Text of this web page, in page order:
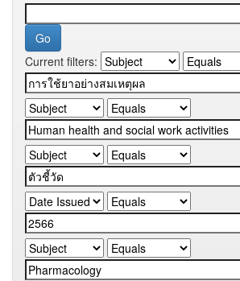
Current filters: